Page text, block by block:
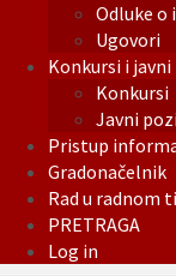
Odluke o
Ugovori
Konkursi i
Konkursi
Javni
Pristup
Gradonačelnik
Rad u radnom
PRETRAGA
Log in